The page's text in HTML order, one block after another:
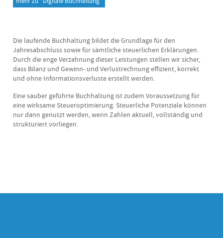
Die laufende Buchhaltung bildet die Grundlage für den
Jahresabschluss sowie für sämtliche steuerlichen Erklärungen.
Durch die enge Verzahnung dieser Leistungen stellen wir sicher,
dass Bilanz und Gewinn- und Verlustrechnung effizient, korrekt
und ohne Informationsverluste erstellt werden.
Eine sauber geführte Buchhaltung ist zudem Voraussetzung für
eine wirksame Steueroptimierung. Steuerliche Potenziale können
nur dann genutzt werden, wenn Zahlen aktuell, vollständig und
strukturiert vorliegen.